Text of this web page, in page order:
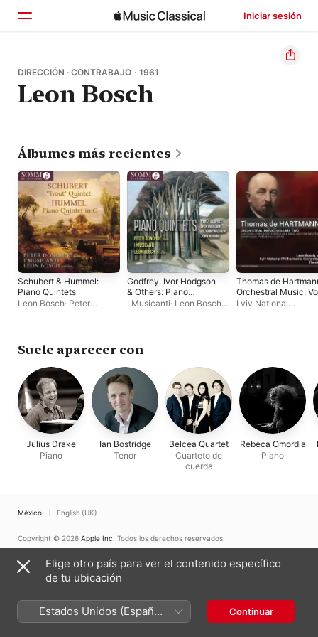
Iniciar sesión
Inicio
Explorar
DIRECCIÓN · CONTRABAJO · 1961
Leon Bosch
Álbumes más recientes
Schubert & Hummel:
Piano Quintets
Leon Bosch· Peter
Godfrey, Ivor Hodgson
& Others: Piano
Quintets
I Musicanti· Leon Bosch·
Thomas de
Orchestral Music,
2
Lviv National
Suele aparecer con
Julius Drake
Piano
Ian Bostridge
Tenor
Belcea Quartet
Cuarteto de
cuerda
Rebeca Omordia
Piano
México English (UK)
Copyright © 2026 Apple Inc. Todos los derechos reservados.
Advertencia sobre cookies
Soporte Comentarios
Elige otro país para ver el contenido específico
de tu ubicación
Estados Unidos (Español
México)
Continuar